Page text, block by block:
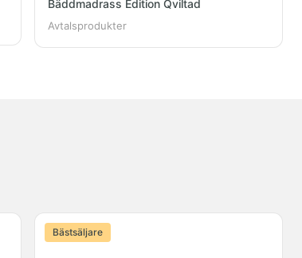
Bäddmadrass Edition Qviltad
Avtalsprodukter
Bästsäljare